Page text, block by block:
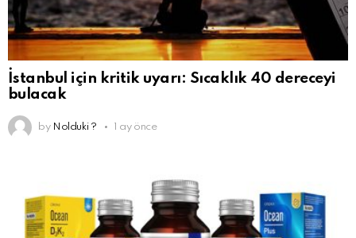
İstanbul için kritik uyarı: Sıcaklık 40 dereceyi
bulacak
by Nolduki ? 1 ay önce